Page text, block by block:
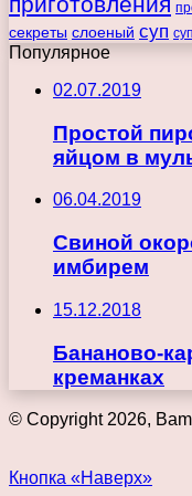
секреты слоеный суп
Популярное
02.07.2019
Простой
яйцом в
06.04.2019
Свиной
имбирем
15.12.2018
Бананово-
креманках
© Copyright 2026,
Кнопка «Наверх»